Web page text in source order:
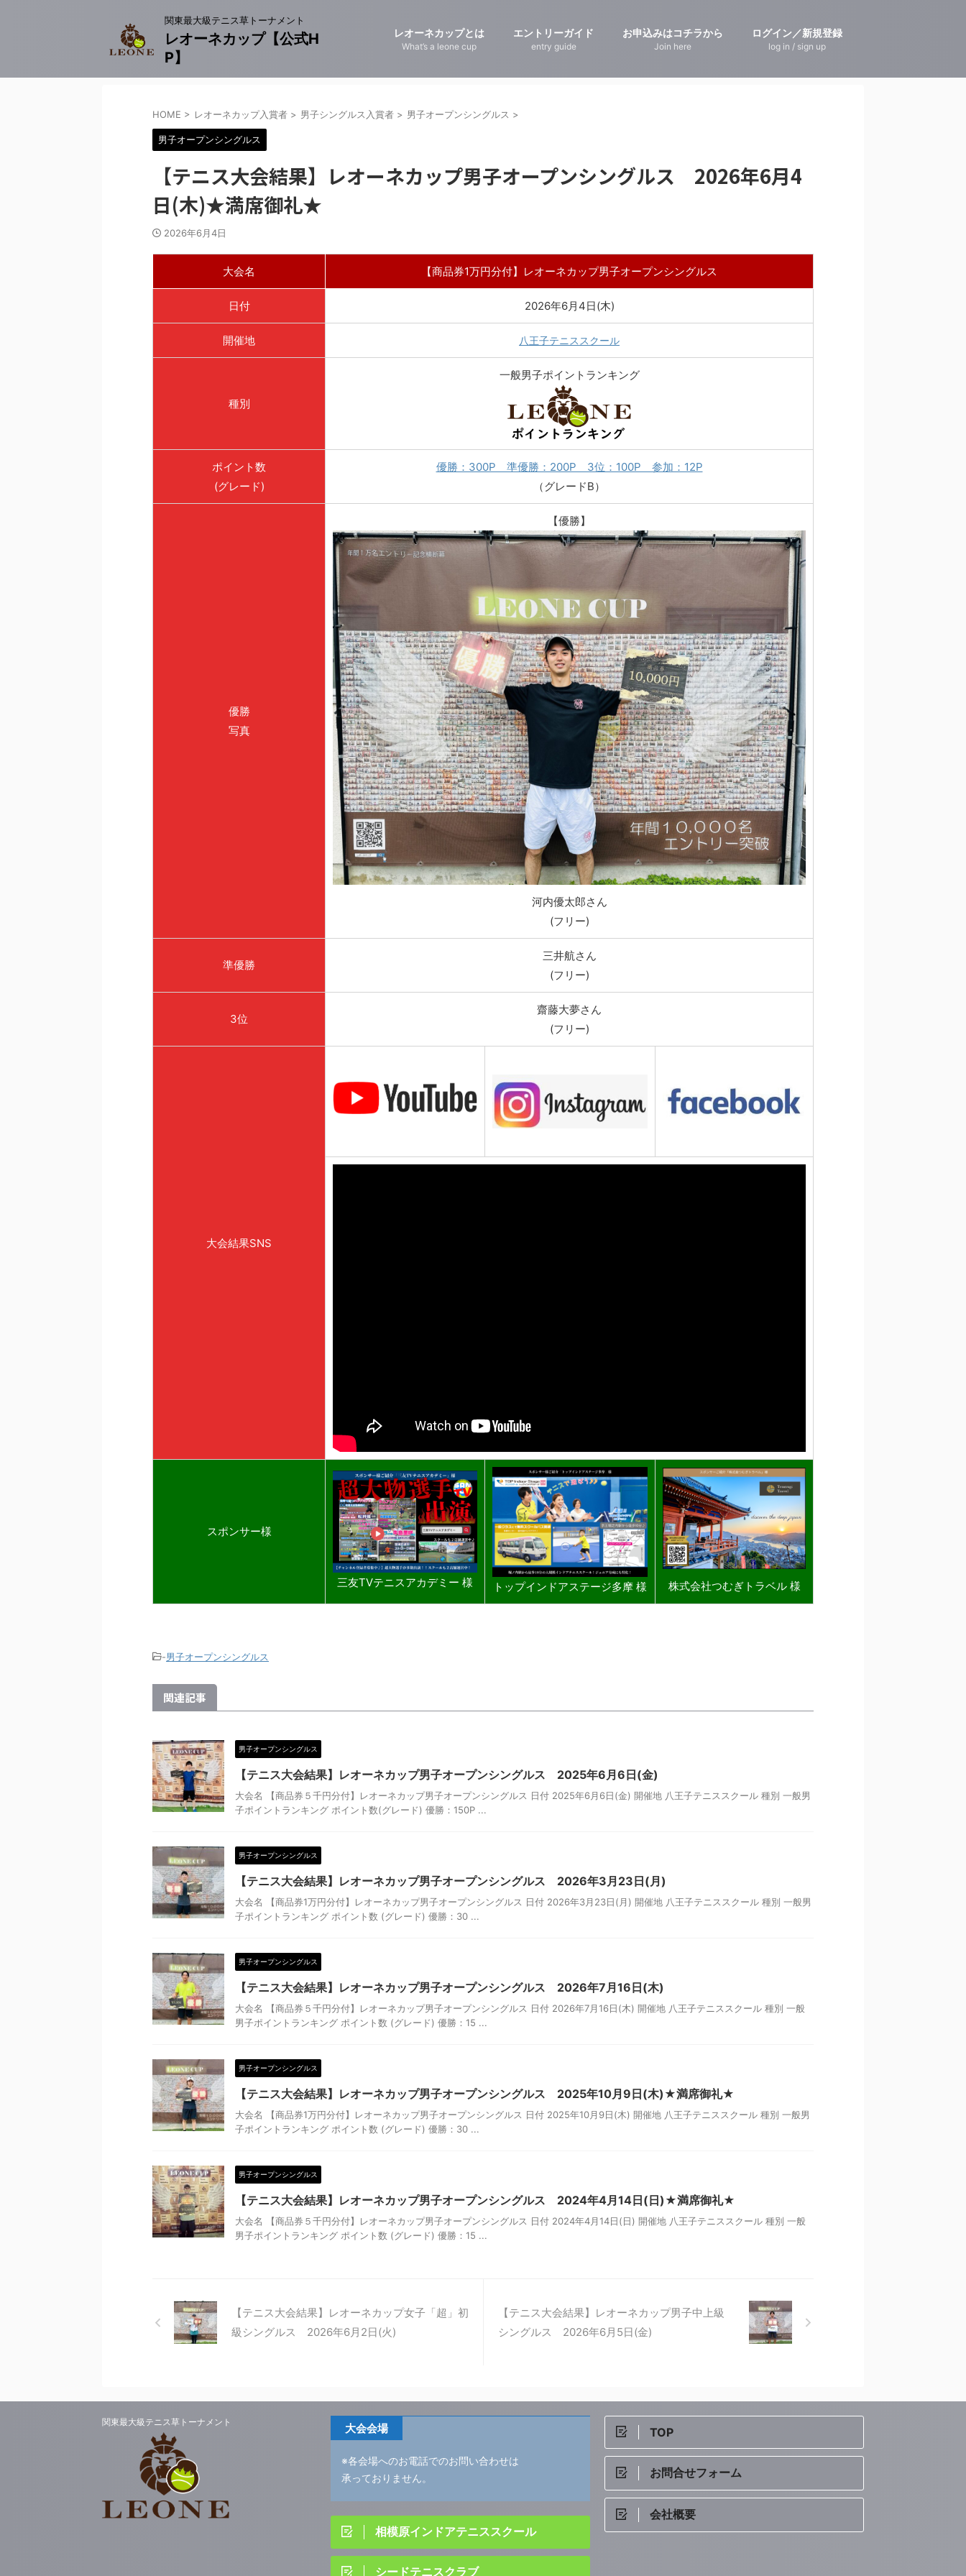
関東最大級テニス草トーナメント
レオーネカップ【公式H
P】
レオーネカップとは
What’s a leone cup
エントリーガイド
entry guide
お申込みはコチラから
Join here
ログイン／新規登録
log in / sign up
HOME > レオーネカップ入賞者 > 男子シングルス入賞者 > 男子オープンシングルス >
男子オープンシングルス
【テニス大会結果】レオーネカップ男子オープンシングルス 2026年6月4
日(木)★満席御礼★
2026年6月4日
大会名 【商品券1万円分付】レオーネカップ男子オープンシングルス
日付 2026年6月4日(木)
開催地 八王子テニススクール
種別
一般男子ポイントランキング
ポイント数
(グレード)
優勝：300P 準優勝：200P 3位：100P 参加：12P
（グレードB）
優勝
写真
【優勝】
河内優太郎さん
(フリー)
準優勝
三井航さん
(フリー)
3位
齋藤大夢さん
(フリー)
大会結果SNS
スポンサー様
三友TVテニスアカデミー 様 トップインドアステージ多摩 様 株式会社つむぎトラベル 様
-男子オープンシングルス
関連記事
男子オープンシングルス
【テニス大会結果】レオーネカップ男子オープンシングルス 2025年6月6日(金)
大会名 【商品券５千円分付】レオーネカップ男子オープンシングルス 日付 2025年6月6日(金) 開催地 八王子テニススクール 種別 一般男
子ポイントランキング ポイント数(グレード) 優勝：150P ...
男子オープンシングルス
【テニス大会結果】レオーネカップ男子オープンシングルス 2026年3月23日(月)
大会名 【商品券1万円分付】レオーネカップ男子オープンシングルス 日付 2026年3月23日(月) 開催地 八王子テニススクール 種別 一般男
子ポイントランキング ポイント数 (グレード) 優勝：30 ...
男子オープンシングルス
【テニス大会結果】レオーネカップ男子オープンシングルス 2026年7月16日(木)
大会名 【商品券５千円分付】レオーネカップ男子オープンシングルス 日付 2026年7月16日(木) 開催地 八王子テニススクール 種別 一般
男子ポイントランキング ポイント数 (グレード) 優勝：15 ...
男子オープンシングルス
【テニス大会結果】レオーネカップ男子オープンシングルス 2025年10月9日(木)★満席御礼★
大会名 【商品券1万円分付】レオーネカップ男子オープンシングルス 日付 2025年10月9日(木) 開催地 八王子テニススクール 種別 一般男
子ポイントランキング ポイント数 (グレード) 優勝：30 ...
男子オープンシングルス
【テニス大会結果】レオーネカップ男子オープンシングルス 2024年4月14日(日)★満席御礼★
大会名 【商品券５千円分付】レオーネカップ男子オープンシングルス 日付 2024年4月14日(日) 開催地 八王子テニススクール 種別 一般
男子ポイントランキング ポイント数 (グレード) 優勝：15 ...
【テニス大会結果】レオーネカップ女子「超」初
級シングルス 2026年6月2日(火)
【テニス大会結果】レオーネカップ男子中上級
シングルス 2026年6月5日(金)
大会会場
※各会場へのお電話でのお問い合わせは
承っておりません。
相模原インドアテニススクール
シードテニスクラブ
TOP
お問合せフォーム
会社概要
関東最大級テニス草トーナメント